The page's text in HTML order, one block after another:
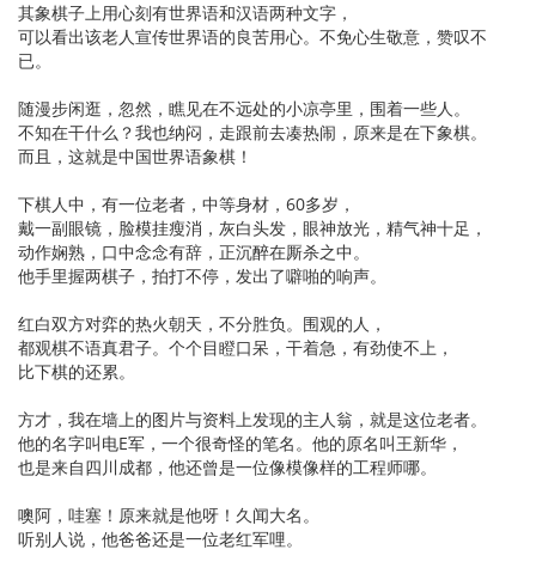
其象棋子上用心刻有世界语和汉语两种文字，
可以看出该老人宣传世界语的良苦用心。不免心生敬意，赞叹不
已。
随漫步闲逛，忽然，瞧见在不远处的小凉亭里，围着一些人。
不知在干什么？我也纳闷，走跟前去凑热闹，原来是在下象棋。
而且，这就是中国世界语象棋！
下棋人中，有一位老者，中等身材，60多岁，
戴一副眼镜，脸模挂瘦消，灰白头发，眼神放光，精气神十足，
动作娴熟，口中念念有辞，正沉醉在厮杀之中。
他手里握两棋子，拍打不停，发出了噼啪的响声。
红白双方对弈的热火朝天，不分胜负。围观的人，
都观棋不语真君子。个个目瞪口呆，干着急，有劲使不上，
比下棋的还累。
方才，我在墙上的图片与资料上发现的主人翁，就是这位老者。
他的名字叫电E军，一个很奇怪的笔名。他的原名叫王新华，
也是来自四川成都，他还曾是一位像模像样的工程师哪。
噢阿，哇塞！原来就是他呀！久闻大名。
听别人说，他爸爸还是一位老红军哩。